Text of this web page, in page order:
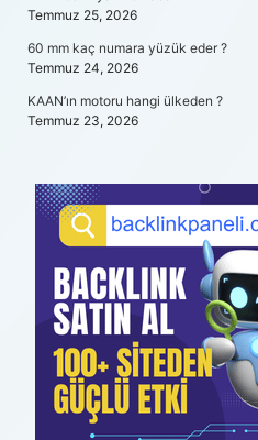
Temmuz 25, 2026
60 mm kaç numara yüzük eder ?
Temmuz 24, 2026
KAAN’ın motoru hangi ülkeden ?
Temmuz 23, 2026